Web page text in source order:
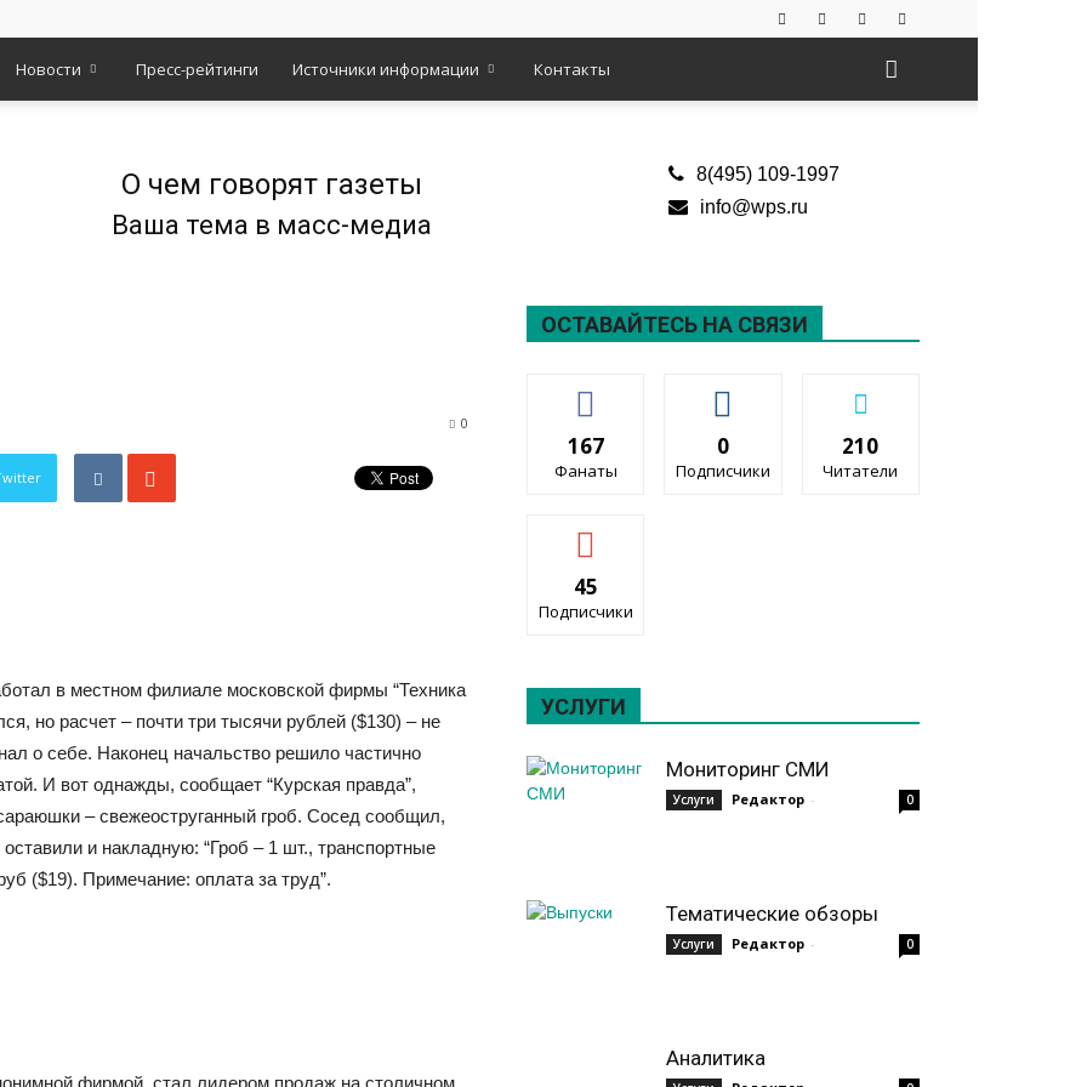
Новости Пресс-рейтинги Источники информации Контакты
О чем говорят газеты
Ваша тема в масс-медиа
8(495) 109-1997
info@wps.ru
0
в местном филиале московской фирмы “Техника
но расчет – почти три тысячи рублей ($130) – не
о себе. Наконец начальство решило частично
И вот однажды, сообщает “Курская правда”,
– свежеоструганный гроб. Сосед сообщил,
и накладную: “Гроб – 1 шт., транспортные
($19). Примечание: оплата за труд”.
фирмой, стал лидером продаж на столичном
ОСТАВАЙТЕСЬ НА СВЯЗИ
167
Фанаты
0
Подписчики
210
Читатели
45
Подписчики
УСЛУГИ
Мониторинг СМИ
Услуги Редактор - 0
Тематические обзоры
Услуги Редактор - 0
Аналитика